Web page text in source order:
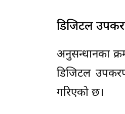
डिजिटल
अनुसन्धानका
डिजिटल
गरिएको छ।